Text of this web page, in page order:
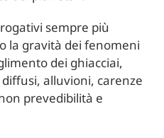
sempre più
la gravità dei fenomeni
dei ghiacciai,
alluvioni, carenze
prevedibilità e